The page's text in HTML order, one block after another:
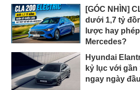
[GÓC NHÌN]
dưới 1,7 tỷ
lược hay
Mercedes?
Hyundai
kỷ lục với gần
ngay ngày